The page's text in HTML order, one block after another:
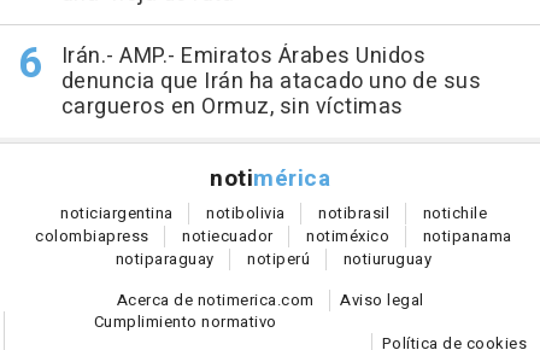
Irán.- AMP.- Emiratos Árabes Unidos
denuncia que Irán ha atacado uno de sus
cargueros en Ormuz, sin víctimas
notimérica
noticiargentina notibolivia notibrasil notichile
colombiapress notiecuador notiméxico notipanama
notiparaguay notiperú notiuruguay
Acerca de notimerica.com
Aviso legal
Cumplimiento normativo
Política de cookies